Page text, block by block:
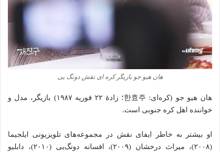
هان هیو جو بازیگر کره ای نقش دونگ یی
هان هیو جو (کره‌ای: 한효주؛ زادهٔ ۲۲ فوریه ۱۹۸۷) بازیگر، مدل و
خواننده اهل کره جنوبی است.
او بیشتر به خاطر ایفای نقش در مجموعه‌های تلویزیونی ایلجیما
(۲۰۰۸)، میراث درخشان (۲۰۰۹)، افسانه دونگ‌یی (۲۰۱۰)، دابلیو